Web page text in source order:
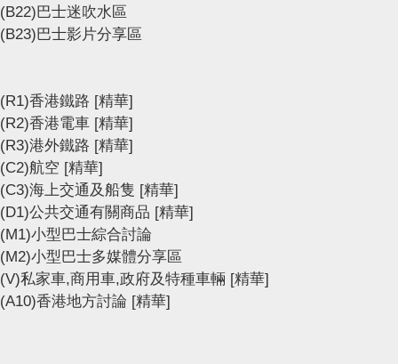
(B22)巴士迷吹水區
(B23)巴士影片分享區
(R1)香港鐵路 [精華]
(R2)香港電車 [精華]
(R3)港外鐵路 [精華]
(C2)航空 [精華]
(C3)海上交通及船隻 [精華]
(D1)公共交通有關商品 [精華]
(M1)小型巴士綜合討論
(M2)小型巴士多媒體分享區
(V)私家車,商用車,政府及特種車輛 [精華]
(A10)香港地方討論 [精華]